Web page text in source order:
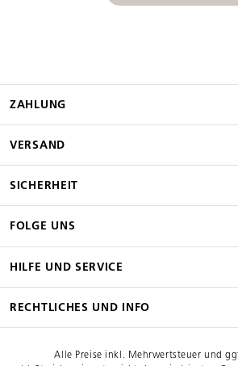
ZAHLUNG
VERSAND
SICHERHEIT
FOLGE UNS
HILFE UND SERVICE
RECHTLICHES UND INFO
Alle Preise inkl. Mehrwertsteuer und